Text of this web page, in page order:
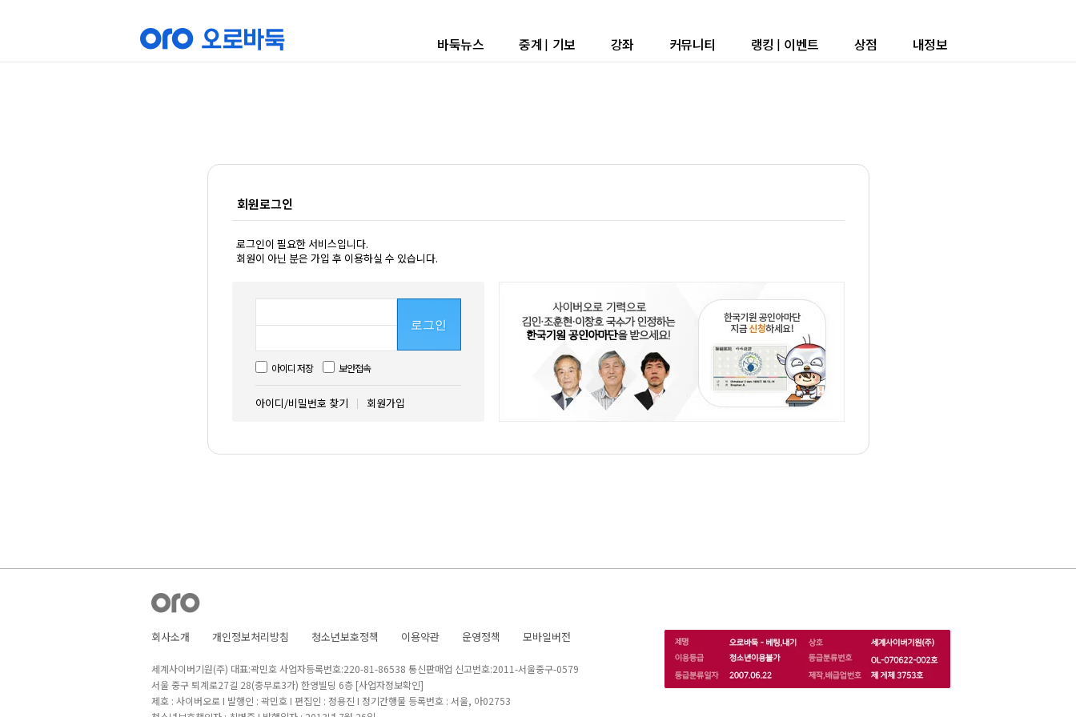
바둑뉴스 중계 | 기보 강좌 커뮤니티 랭킹 | 이벤트 상점 내정보
회원로그인
로그인이 필요한 서비스입니다.
회원이 아닌 분은 가입 후 이용하실 수 있습니다.
로그인
아이디 저장 보안접속
아이디/비밀번호 찾기 회원가입
회사소개 개인정보처리방침 청소년보호정책 이용약관 운영정책 모바일버전
세계사이버기원(주) 대표:곽민호 사업자등록번호:220-81-86538 통신판매업 신고번호:2011-서울중구-0579
서울 중구 퇴계로27길 28(충무로3가) 한영빌딩 6층 [사업자정보확인]
제호 : 사이버오로 I 발행인 : 곽민호 I 편집인 : 정용진 I 정기간행물 등록번호 : 서울, 아02753